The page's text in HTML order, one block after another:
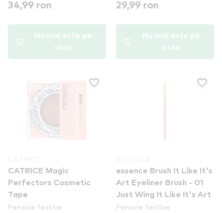
34,99 ron
Nu mai este pe
stoc
29,99 ron
Nu mai este pe
stoc
CATRICE Magic
Perfectors Cosmetic
Tape
Pensule festive
essence Brush It Like It's
Art Eyeliner Brush - 01
Just Wing It Like It's Art
Pensule festive